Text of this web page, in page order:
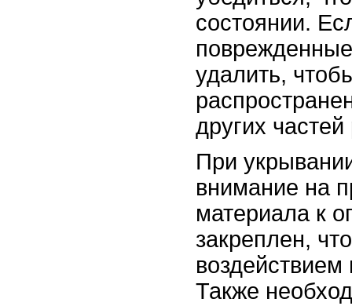
состоянии.
удалить,
других
При
внимание на
материала к
закреплен,
воздействием
Также